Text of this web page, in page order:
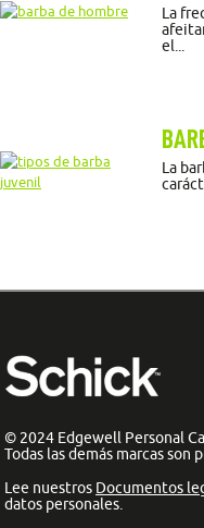
La
el...
La
© 2024 Edgewell Personal
Todas las demás marcas son
Lee nuestros Documentos
datos personales.